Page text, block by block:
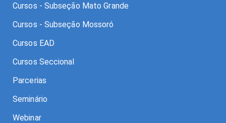
Cursos - Subseção Mato Grande
Cursos - Subseção Mossoró
Cursos EAD
Cursos Seccional
Parcerias
Seminário
Webinar